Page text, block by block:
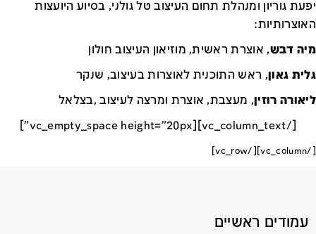
יפעת גוריון ומנהלת תחום העיצוב טל גולני, בסיוע היועצות
האוצרותיות:
מיה דבש, אוצרת ראשית, מוזיאון העיצוב חולון
גלית גאון, ראש התוכנית לאוצרות בעיצוב, שנקר
ליאורה רוזין, מעצבת, אוצרת ומרצה לעיצוב,בצלאל
[/vc_column_text][vc_empty_space height="20px"]
[/vc_column][/vc_row]
עמודים ראשיים